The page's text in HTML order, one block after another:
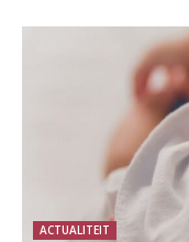
ACTUALITEIT